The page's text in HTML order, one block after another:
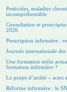
Pesticides, maladies
incompréhensible
Consultation et
2026
Prescription infirmière :
Journée internationale
Une formation enfin
formation infirmière ?
Le projet d’arrêté «
Réforme infirmière : le